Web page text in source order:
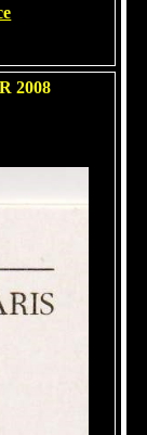
2008